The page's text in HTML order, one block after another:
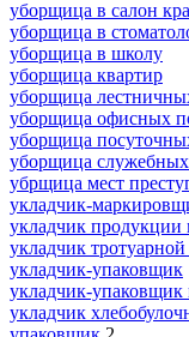
уборщица в салон
уборщица в
уборщица в школу
уборщица квартир
уборщица
уборщица офисных
уборщица
уборщица
убрщица мест
укладчик-
укладчик продукции
укладчик
укладчик-упаковщик
укладчик-
укладчик